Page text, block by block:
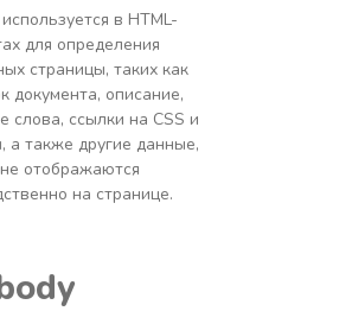
в HTML-
для определения
страницы, таких как
документа, описание,
слова, ссылки на CSS и
а также другие данные,
отображаются
на странице.